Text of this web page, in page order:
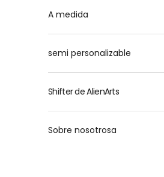
A medida
semi personalizable
Shifter de AlienArts
Sobre nosotrosa